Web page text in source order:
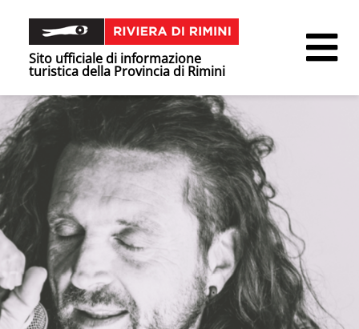
Sito ufficiale di informazione
turistica della Provincia di Rimini